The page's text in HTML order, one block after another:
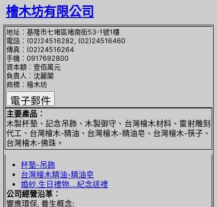
檜木坊有限公司
地址︰基隆市七堵區堵南街53-1號1樓
電話︰(02)24516282, (02)24516460
傳真︰(02)24516264
手機︰0917692800
資本額︰壹佰萬元
負責人︰沈麗蘭
商標︰檜木坊
主要產品︰
木製杯墊、記念吊飾、木製御守、台灣檜木材料、雷射雕刻
代工、台灣檜木-精油、台灣檜木-精油皂、台灣檜木-筷子、
台灣檜木-佛珠。
杯墊-吊飾
台灣檜木精油-精油皂
婚紗.生日禮物....紀念送禮
公司經營沿革︰
響應環保, 養生概念: